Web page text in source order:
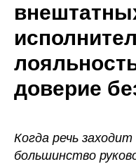
доверие
Когда речь
большинство